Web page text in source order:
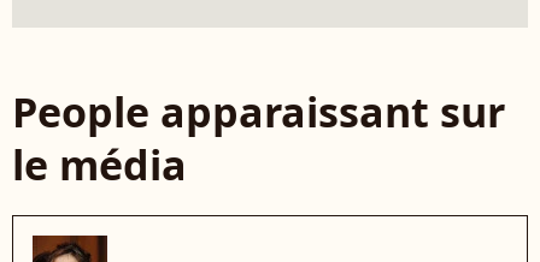
People apparaissant sur
le média